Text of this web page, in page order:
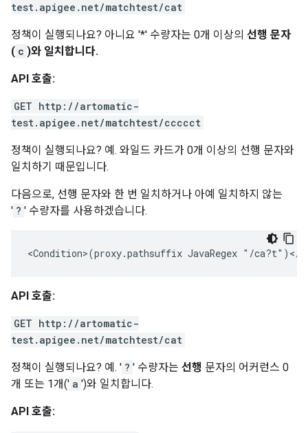
test.apigee.net/matchtest/cat
정책이 실행되나요? 아니요 '*' 수량자는 0개 이상의 선행 문자
( c )와 일치합니다.
API 호출:
GET http://artomatic-
test.apigee.net/matchtest/ccccct
정책이 실행되나요? 예. 와일드 카드가 0개 이상의 선행 문자와
일치하기 때문입니다.
다음으로, 선행 문자와 한 번 일치하거나 아예 일치하지 않는
' ? ' 수량자를 사용하겠습니다.
<Condition>(proxy.pathsuffix JavaRegex "/ca?t")</
API 호출:
GET http://artomatic-
test.apigee.net/matchtest/cat
정책이 실행되나요? 예. ' ? ' 수량자는 선행 문자의 어커런스 0
개 또는 1개(' a ')와 일치합니다.
API 호출: